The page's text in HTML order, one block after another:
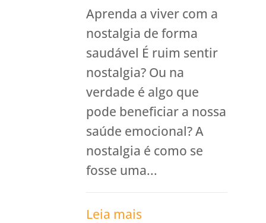
Aprenda a viver com a
nostalgia de forma
saudável É ruim sentir
nostalgia? Ou na
verdade é algo que
pode beneficiar a nossa
saúde emocional? A
nostalgia é como se
fosse uma...
Leia mais